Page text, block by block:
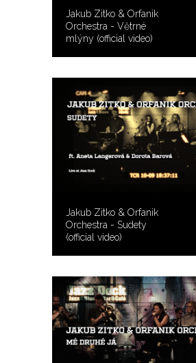
Jakub Zitko & Orfanik
Orchestra - Větrné
mlýny (official video)
Jakub Zitko & Orfanik
Orchestra - Sudety
(official video)